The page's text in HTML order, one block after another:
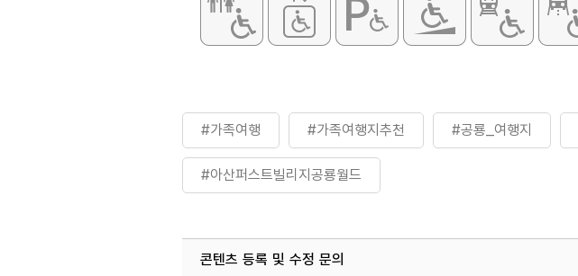
#가족여행 #가족여행지추천 #공룡_여행지
#아산퍼스트빌리지공룡월드
콘텐츠 등록 및 수정 문의